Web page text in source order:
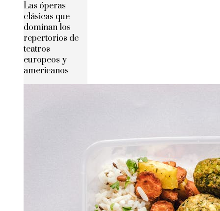
Las óperas
clásicas que
dominan los
repertorios de
teatros
europeos y
americanos